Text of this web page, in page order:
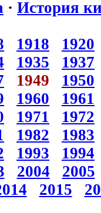
· История
1918
1920
1935
1937
1949
1950
1960
1961
1971
1972
1982
1983
1993
1994
2004
2005
2015